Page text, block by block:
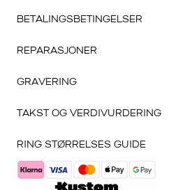
BETALINGSBETINGELSER
REPARASJONER
GRAVERING
TAKST OG VERDIVURDERING
RING STØRRELSES GUIDE